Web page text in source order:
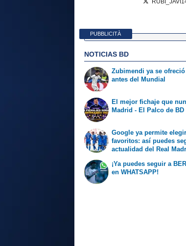
PUBBLICITÀ
NOTICIAS BD
Zubimendi ya se
antes del Mundial
El mejor fichaje que
Madrid - El Palco de BD
Google ya permite
favoritos: así puedes
actualidad del Real
¡Ya puedes seguir a
en WHATSAPP!